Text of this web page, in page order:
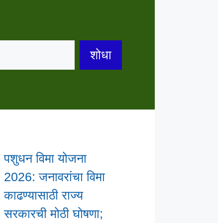
शोधा
पशुधन विमा योजना
2026: जनावरांचा विमा
काढण्यासाठी राज्य
सरकारची मोठी घोषणा;